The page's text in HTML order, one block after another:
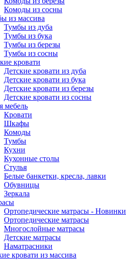
Комоды из сосны
из массива
Тумбы из дуба
Тумбы из бука
Тумбы из березы
Тумбы из сосны
кровати
Детские кровати из дуба
Детские кровати из бука
Детские кровати из березы
Детские кровати из сосны
мебель
Кровати
Шкафы
Комоды
Тумбы
Кухни
Кухонные столы
Стулья
Белые банкетки, кресла, лавки
Обувницы
Зеркала
Ортопедические матрасы - Новинки
Ортопедические матрасы
Многослойные матрасы
Детские матрасы
Наматрасники
кровати из массива